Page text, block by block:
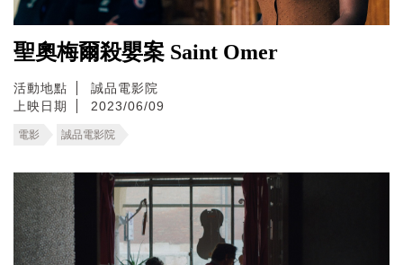
聖奧梅爾殺嬰案 Saint Omer
活動地點
誠品電影院
上映日期
2023/06/09
電影 誠品電影院